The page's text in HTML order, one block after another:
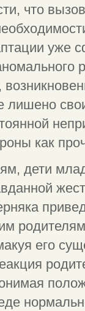
что
уже
лишено
как
дети
его